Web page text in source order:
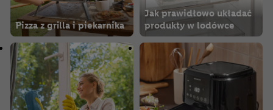
Pizza z grilla i piekarnika
Jak prawidłowo układać
produkty w lodówce